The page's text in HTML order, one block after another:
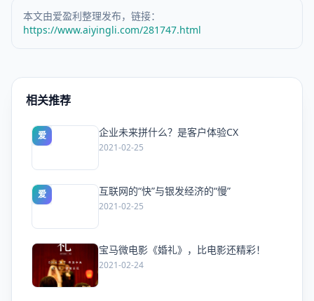
本文由爱盈利整理发布，链接：
https://www.aiyingli.com/281747.html
相关推荐
爱 企业未来拼什么？是客户体验CX
2021-02-25
爱 互联网的“快”与银发经济的“慢”
2021-02-25
宝马微电影《婚礼》，比电影还精彩！
2021-02-24